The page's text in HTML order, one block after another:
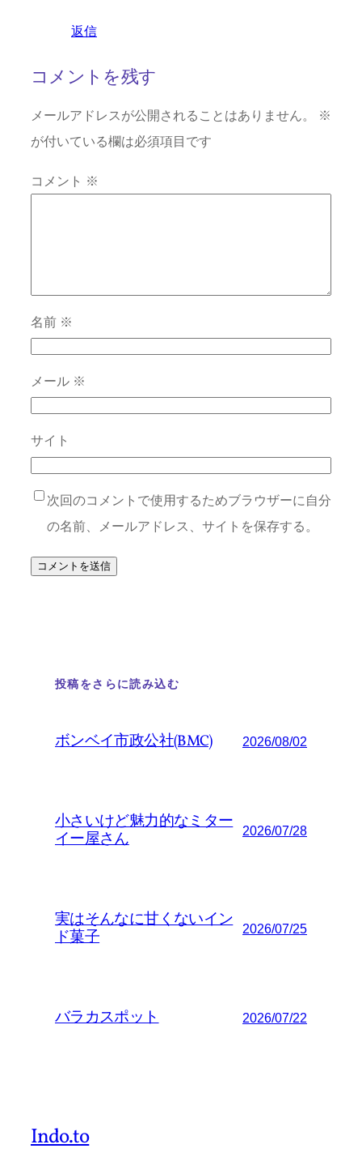
返信
コメントを残す
メールアドレスが公開されることはありません。
※
が付いている欄は必須項目です
コメント ※
名前 ※
メール ※
サイト
次回のコメントで使用するためブラウザーに自分
の名前、メールアドレス、サイトを保存する。
投稿をさらに読み込む
ボンベイ市政公社(BMC) 2026/08/02
小さいけど魅力的なミター
イー屋さん
2026/07/28
実はそんなに甘くないイン
ド菓子
2026/07/25
バラカスポット 2026/07/22
Indo.to